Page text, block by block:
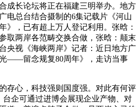
成长论坛将正在福建三明举办。地方
电总台结合摄制的6集记载片《河山
，已有超上万人登记利用。张晗：
取两岸各范畴交换合做，张晗：颠末
央视《海峡两岸》记者：近日地方广
——留念规复80周年》，走访当事
心，科技强则国度强。对此有何评
台企可通过进博会展现企业产物、对